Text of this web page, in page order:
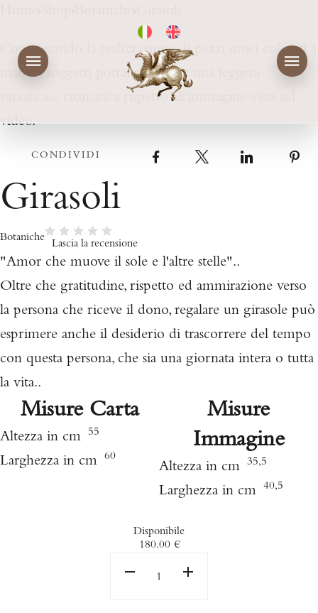
Considerando la realizzazione di pezzi unici colorati a
mano, i soggetti potranno subire una leggera
variazione cromatica rispetto all'immagine vista sul
video.
CONDIVIDI Facebook LinkedIn
Girasoli
Botaniche
Lascia la recensione
"Amor che muove il sole e l'altre stelle"..
Oltre che gratitudine, rispetto ed ammirazione verso
la persona che riceve il dono, regalare un girasole può
esprimere anche il desiderio di trascorrere del tempo
con questa persona, che sia una giornata intera o tutta
la vita..
Misure Carta
Altezza in cm 55
Larghezza in cm 60
Misure
Immagine
Altezza in cm 35,5
Larghezza in cm 40,5
Disponibile
€
180.00